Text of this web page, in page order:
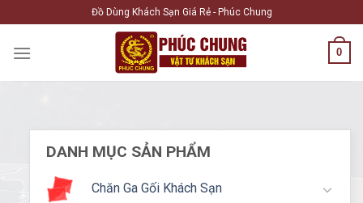
to
content
Đồ Dùng Khách Sạn Giá Rẻ - Phúc Chung
0
DANH MỤC SẢN PHẨM
Chăn Ga Gối Khách Sạn